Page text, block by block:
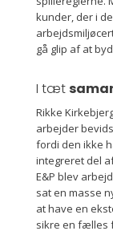
kunder, der i
gå glip af at
I tæt
Rikke
arbejder
fordi den ikke
integreret del
E&P blev
sat en masse
at have en
sikre en fælles